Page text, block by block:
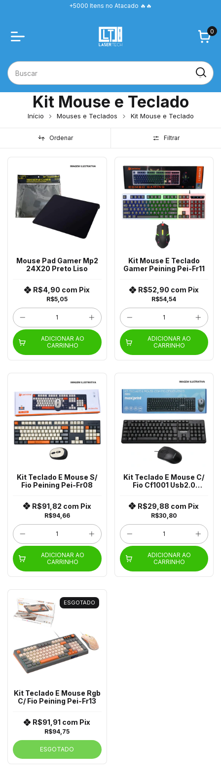
+5000 Itens no Atacado 🔥🔥
0
Kit Mouse e Teclado
Início Mouses e Teclados Kit Mouse e Teclado
Ordenar Filtrar
Mouse Pad Gamer Mp2
24X20 Preto Liso
R$5,05
R$4,90 com Pix
ADICIONAR AO
CARRINHO
Kit Mouse E Teclado
Gamer Peining Pei-Fr11
R$54,54
R$52,90 com Pix
ADICIONAR AO
CARRINHO
Kit Teclado E Mouse S/
Fio Peining Pei-Fr08
R$94,66
R$91,82 com Pix
ADICIONAR AO
CARRINHO
Kit Teclado E Mouse C/
Fio Cf1001 Usb2.0
R$30,80
R$29,88 com Pix
ADICIONAR AO
CARRINHO
ESGOTADO
Kit Teclado E Mouse Rgb
C/ Fio Peining Pei-Fr13
R$94,75
R$91,91 com Pix
ESGOTADO